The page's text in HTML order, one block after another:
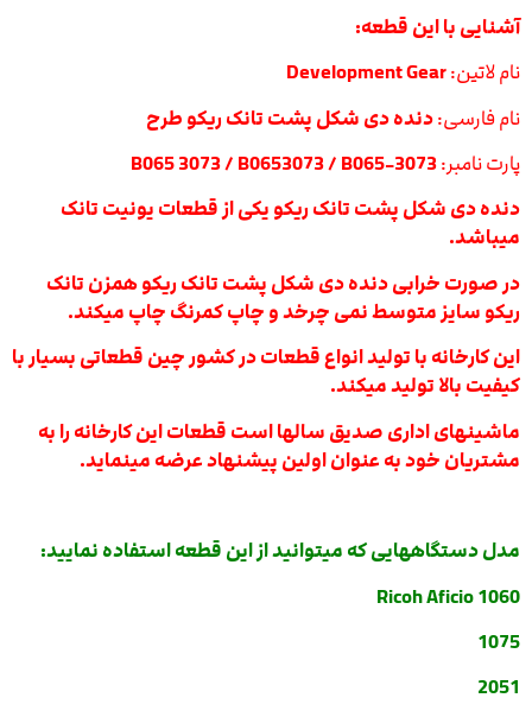
آشنایی با این قطعه:
نام لاتین:Development Gear
نام فارسی:دنده دی شکل پشت تانک ریکو طرح
پارت نامبر:B065 3073 / B0653073 / B065-3073
دنده دی شکل پشت تانک ریکو یکی از قطعات یونیت تانک
میباشد.
در صورت خرابی دنده دی شکل پشت تانک ریکو همزن تانک
ریکو سایز متوسط نمی چرخد و چاپ کمرنگ چاپ میکند.
این کارخانه با تولید انواع قطعات در کشور چین قطعاتی بسیار با
کیفیت بالا تولید میکند.
ماشینهای اداری صدیق سالها است قطعات این کارخانه را به
مشتریان خود به عنوان اولین پیشنهاد عرضه مینماید.
مدل دستگاههایی که میتوانید از این قطعه استفاده نمایید:
Ricoh Aficio 1060
1075
2051